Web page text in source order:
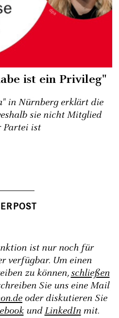
ist ein Privileg"
in Nürnberg erklärt die
sie nicht Mitglied
Partei ist
ist nur noch für
verfügbar. Um einen
zu können,schließen
Sie uns eine Mail
oder diskutieren Sie
undLinkedInmit.